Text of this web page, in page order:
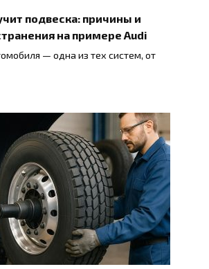
подвеска: причины и
на примере Audi
— одна из тех систем, от